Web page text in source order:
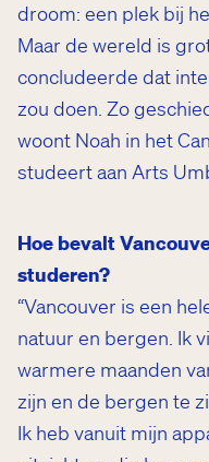
droom: een plek bij
Maar de wereld is
concludeerde dat
zou doen. Zo
woont Noah in het
studeert aan Arts
Hoe bevalt
studeren?
“Vancouver is een
natuur en bergen. Ik
warmere maanden
zijn en de bergen te
Ik heb vanuit mijn